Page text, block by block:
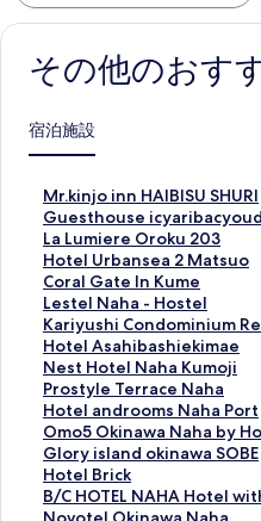
その他のおす
宿泊施設
Mr.kinjo inn HAIBISU SHURI
M
r
.
k
i
n
j
o
i
n
n
H
A
I
B
I
Guesthouse
G
u
e
s
t
h
o
u
s
e
i
c
y
a
r
La Lumiere Oroku 203
L
a
L
u
m
i
e
r
e
O
r
o
k
u
Hotel Urbansea 2 Matsuo
H
o
t
e
l
U
r
b
a
n
s
e
a
Coral Gate In Kume
C
o
r
a
l
G
a
t
e
I
n
K
Lestel Naha - Hostel
L
e
s
t
e
l
N
a
h
a
-
Kariyushi Condominium
Hotel Asahibashiekimae
K
a
r
i
y
u
s
h
i
C
Nest Hotel Naha Kumoji
N
e
s
t
H
o
t
e
Prostyle Terrace Naha
P
r
o
s
t
y
l
Hotel androoms Naha Port
H
o
t
e
l
a
Omo5 Okinawa Naha by
O
m
o
5
O
Glory island okinawa SOBE
G
l
o
r
Hotel Brick
H
o
t
B/C HOTEL NAHA Hotel
B
/
N